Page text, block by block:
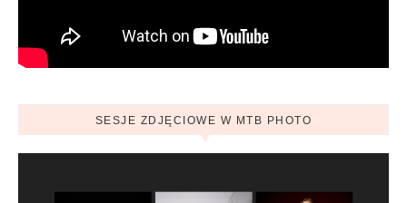
SESJE ZDJĘCIOWE W MTB PHOTO